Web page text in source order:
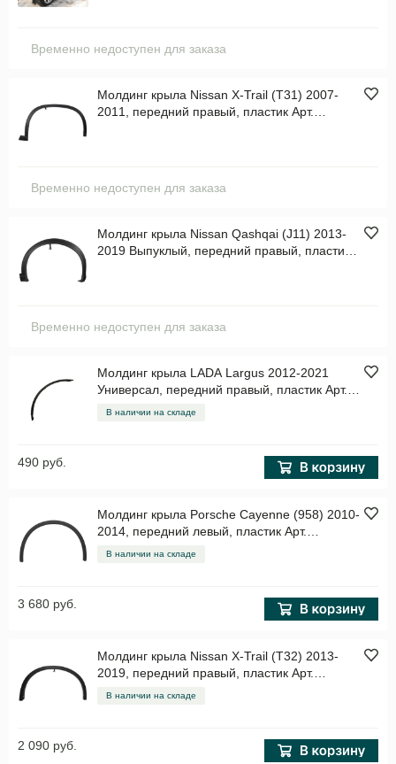
Временно недоступен для заказа
Молдинг крыла Nissan X-Trail (T31) 2007-
2011, передний правый, пластик Арт.
Временно недоступен для заказа
Молдинг крыла Nissan Qashqai (J11) 2013-
2019 Выпуклый, передний правый, пластик
Временно недоступен для заказа
Молдинг крыла LADA Largus 2012-2021
Универсал, передний правый, пластик Арт.
STDC01016M1
В наличии на складе
490 руб.
Молдинг крыла Porsche Cayenne (958) 2010-
2014, передний левый, пластик Арт.
STPR02016M2
В наличии на складе
3 680 руб.
Молдинг крыла Nissan X-Trail (T32) 2013-
2019, передний правый, пластик Арт.
STDTU3016M1
В наличии на складе
2 090 руб.